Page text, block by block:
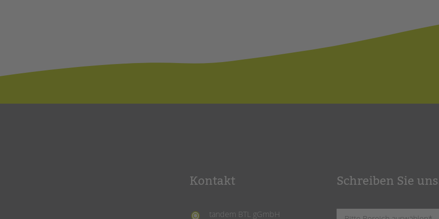
Kontakt
tandem BTL gGmbH
Schreiben Sie